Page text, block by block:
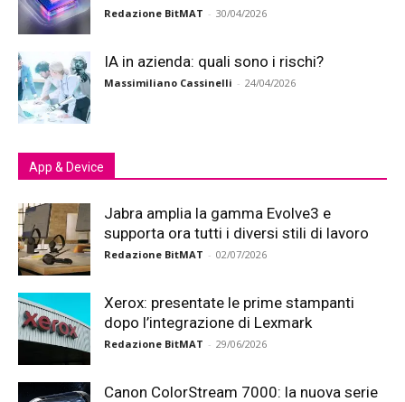
Redazione BitMAT - 30/04/2026
IA in azienda: quali sono i rischi?
Massimiliano Cassinelli - 24/04/2026
App & Device
Jabra amplia la gamma Evolve3 e
supporta ora tutti i diversi stili di lavoro
Redazione BitMAT - 02/07/2026
Xerox: presentate le prime stampanti
dopo l’integrazione di Lexmark
Redazione BitMAT - 29/06/2026
Canon ColorStream 7000: la nuova serie